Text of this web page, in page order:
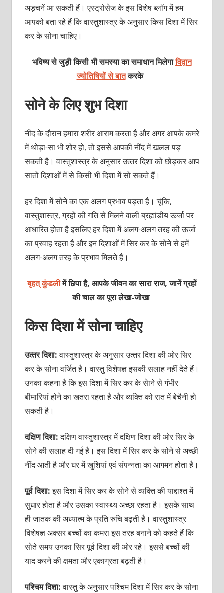
अड़चनें आ सकती हैं। एस्‍ट्रोसेज के इस विशेष ब्‍लॉग में हम
आपको बता रहे हैं कि वास्‍तुशास्‍त्र के अनुसार किस दिशा में सिर
कर के सोना चाहिए।
भविष्य से जुड़ी किसी भी समस्या का समाधान मिलेगाविद्वान
ज्योतिषियों से बातकरके
सोने के लिए शुभ दिशा
नींद के दौरान हमारा शरीर आराम करता है और अगर आपके कमरे
में थोड़ा-सा भी शोर हो, तो इससे आपकी नींद में खलल पड़
सकती है। वास्‍तुशास्‍त्र के अनुसार उत्‍तर दिशा को छोड़कर आप
सातों दिशाओं में से किसी भी दिशा में सो सकते हैं।
हर दिशा में सोने का एक अलग प्रभाव पड़ता है। चूंकि,
वास्‍तुशास्‍त्र, ग्रहों की गति से मिलने वाली ब्रह्मांडीय ऊर्जा पर
आधारित होता है इसलिए हर दिशा में अलग-अलग तरह की ऊर्जा
का प्रवा‍ह रहता है और इन दिशाओं में सिर कर के सोने से हमें
अलग-अलग तरह के प्रभाव मिलते हैं।
बृहत् कुंडलीमें छिपा है, आपके जीवन का सारा राज, जानें ग्रहों
की चाल का पूरा लेखा-जोखा
किस दिशा में सोना चाहिए
उत्‍तर दिशा:वास्‍तुशास्‍त्र के अनुसार उत्‍तर दिशा की ओर सिर
कर के सोना वर्जित है। वास्‍तु विशेषज्ञ इसकी सलाह नहीं देते हैं।
उनका कहना है कि इस दिशा में सिर कर के सेाने से गंभीर
बीमारियां होने का खतरा रहता है और व्‍यक्‍ति को रात में बेचैनी हो
सकती है।
दक्षिण दिशा:दक्षिण वास्‍तुशास्‍त्र में दक्षिण दिशा की ओर सिर के
सोने की सलाह दी गई है। इस दिशा में सिर कर के सोने से अच्‍छी
नींद आती है और घर में खुशियां एवं संपन्‍नता का आगमन होता है।
पूर्व दिशा:इस दिशा में सिर कर के सोने से व्‍यक्‍ति की याद्दाश्‍त में
सुधार होता है और उसका स्‍वास्‍थ्‍य अच्‍छा रहता है। इसके साथ
ही जातक की अध्‍यात्‍म के प्रति रुचि बढ़ती है। वास्‍तुशास्‍त्र
विशेषज्ञ अक्‍सर बच्‍चों का कमरा इस तरह बनाने को कहते हैं कि
सोते समय उनका सिर पूर्व दिशा की ओर रहे। इससे बच्‍चों की
याद करने की क्षमता और एकाग्रता बढ़ती है।
पश्चिम दिशा:वास्‍तु के अनुसार पश्चिम दिशा में सिर कर के सोना